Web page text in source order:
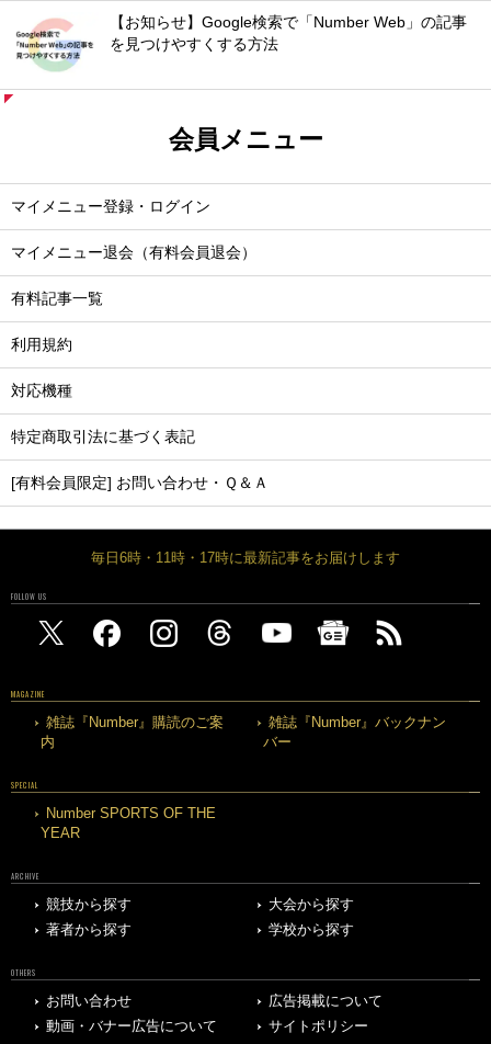
【お知らせ】Google検索で「Number Web」の記事
を見つけやすくする方法
会員メニュー
マイメニュー登録・ログイン
マイメニュー退会（有料会員退会）
有料記事一覧
利用規約
対応機種
特定商取引法に基づく表記
[有料会員限定] お問い合わせ・Ｑ＆Ａ
毎日6時・11時・17時に最新記事をお届けします
FOLLOW US
MAGAZINE
雑誌『Number』購読のご案
内
雑誌『Number』バックナン
バー
SPECIAL
Number SPORTS OF THE
YEAR
ARCHIVE
競技から探す
大会から探す
著者から探す
学校から探す
OTHERS
お問い合わせ
広告掲載について
動画・バナー広告について
サイトポリシー